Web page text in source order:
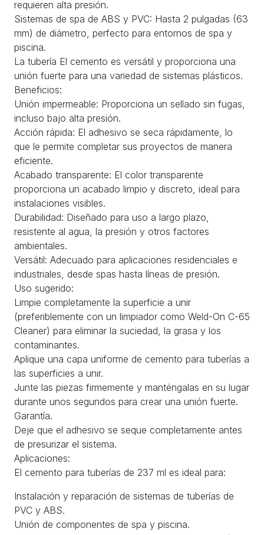
requieren alta presión.
Sistemas de spa de ABS y PVC: Hasta 2 pulgadas (63
mm) de diámetro, perfecto para entornos de spa y
piscina.
La tubería El cemento es versátil y proporciona una
unión fuerte para una variedad de sistemas plásticos.
Beneficios:
Unión impermeable: Proporciona un sellado sin fugas,
incluso bajo alta presión.
Acción rápida: El adhesivo se seca rápidamente, lo
que le permite completar sus proyectos de manera
eficiente.
Acabado transparente: El color transparente
proporciona un acabado limpio y discreto, ideal para
instalaciones visibles.
Durabilidad: Diseñado para uso a largo plazo,
resistente al agua, la presión y otros factores
ambientales.
Versátil: Adecuado para aplicaciones residenciales e
industriales, desde spas hasta líneas de presión.
Uso sugerido:
Limpie completamente la superficie a unir
(preferiblemente con un limpiador como Weld-On C-65
Cleaner) para eliminar la suciedad, la grasa y los
contaminantes.
Aplique una capa uniforme de cemento para tuberías a
las superficies a unir.
Junte las piezas firmemente y manténgalas en su lugar
durante unos segundos para crear una unión fuerte.
Garantía.
Deje que el adhesivo se seque completamente antes
de presurizar el sistema.
Aplicaciones:
El cemento para tuberías de 237 ml es ideal para:
Instalación y reparación de sistemas de tuberías de
PVC y ABS.
Unión de componentes de spa y piscina.